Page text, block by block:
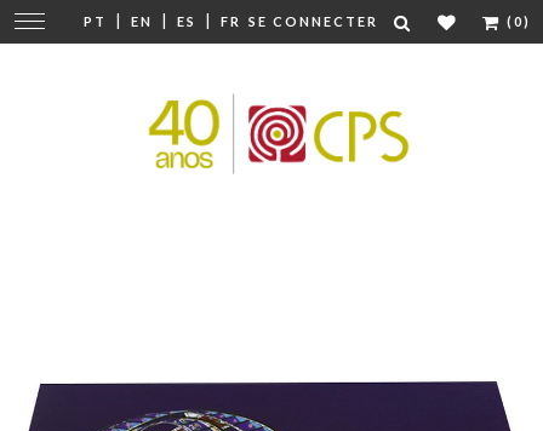
PT | EN | ES | FR SE CONNECTER (0)
Modifier
la